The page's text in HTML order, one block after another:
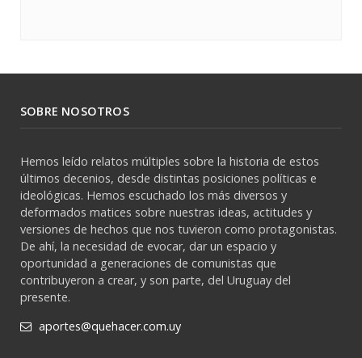
SOBRE NOSOTROS
Hemos leído relatos múltiples sobre la historia de estos
últimos decenios, desde distintas posiciones políticas e
ideológicas. Hemos escuchado los más diversos y
deformados matices sobre nuestras ideas, actitudes y
versiones de hechos que nos tuvieron como protagonistas.
De ahí, la necesidad de evocar, dar un espacio y
oportunidad a generaciones de comunistas que
contribuyeron a crear, y son parte, del Uruguay del
presente.
aportes@quehacer.com.uy